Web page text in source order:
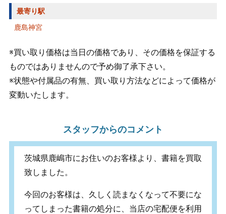
最寄り駅
鹿島神宮
※買い取り価格は当日の価格であり、その価格を保証する
ものではありませんので予め御了承下さい。
※状態や付属品の有無、買い取り方法などによって価格が
変動いたします。
スタッフからのコメント
茨城県鹿嶋市にお住いのお客様より、書籍を買取
致しました。
今回のお客様は、久しく読まなくなって不要にな
ってしまった書籍の処分に、当店の宅配便を利用